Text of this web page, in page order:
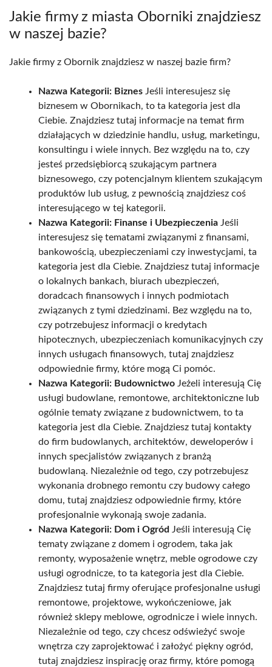
Jakie firmy z miasta Oborniki znajdziesz
w naszej bazie?
Jakie firmy z Obornik znajdziesz w naszej bazie firm?
Nazwa Kategorii: Biznes Jeśli interesujesz się
biznesem w Obornikach, to ta kategoria jest dla
Ciebie. Znajdziesz tutaj informacje na temat firm
działających w dziedzinie handlu, usług, marketingu,
konsultingu i wiele innych. Bez względu na to, czy
jesteś przedsiębiorcą szukającym partnera
biznesowego, czy potencjalnym klientem szukającym
produktów lub usług, z pewnością znajdziesz coś
interesującego w tej kategorii.
Nazwa Kategorii: Finanse i Ubezpieczenia Jeśli
interesujesz się tematami związanymi z finansami,
bankowością, ubezpieczeniami czy inwestycjami, ta
kategoria jest dla Ciebie. Znajdziesz tutaj informacje
o lokalnych bankach, biurach ubezpieczeń,
doradcach finansowych i innych podmiotach
związanych z tymi dziedzinami. Bez względu na to,
czy potrzebujesz informacji o kredytach
hipotecznych, ubezpieczeniach komunikacyjnych czy
innych usługach finansowych, tutaj znajdziesz
odpowiednie firmy, które mogą Ci pomóc.
Nazwa Kategorii: Budownictwo Jeżeli interesują Cię
usługi budowlane, remontowe, architektoniczne lub
ogólnie tematy związane z budownictwem, to ta
kategoria jest dla Ciebie. Znajdziesz tutaj kontakty
do firm budowlanych, architektów, deweloperów i
innych specjalistów związanych z branżą
budowlaną. Niezależnie od tego, czy potrzebujesz
wykonania drobnego remontu czy budowy całego
domu, tutaj znajdziesz odpowiednie firmy, które
profesjonalnie wykonają swoje zadania.
Nazwa Kategorii: Dom i Ogród Jeśli interesują Cię
tematy związane z domem i ogrodem, taka jak
remonty, wyposażenie wnętrz, meble ogrodowe czy
usługi ogrodnicze, to ta kategoria jest dla Ciebie.
Znajdziesz tutaj firmy oferujące profesjonalne usługi
remontowe, projektowe, wykończeniowe, jak
również sklepy meblowe, ogrodnicze i wiele innych.
Niezależnie od tego, czy chcesz odświeżyć swoje
wnętrza czy zaprojektować i założyć piękny ogród,
tutaj znajdziesz inspirację oraz firmy, które pomogą